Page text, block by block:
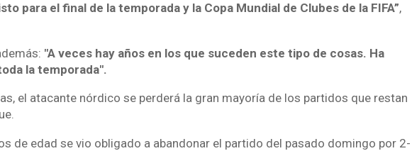
para el final de la temporada y la Copa Mundial de Clubes de la FIFA”,
"A veces hay años en los que suceden este tipo de cosas. Ha
la temporada".
el atacante nórdico se perderá la gran mayoría de los partidos que restan
de edad se vio obligado a abandonar el partido del pasado domingo por 2-